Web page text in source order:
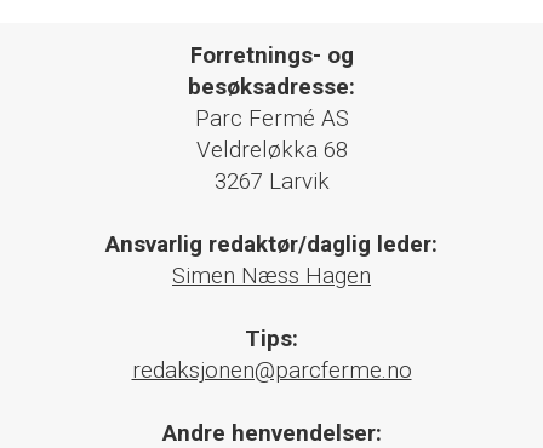
Forretnings- og
besøksadresse:
Parc Fermé AS
Veldreløkka 68
3267 Larvik
Ansvarlig redaktør/daglig leder:
Simen Næss Hagen
Tips:
redaksjonen@parcferme.no
Andre henvendelser: